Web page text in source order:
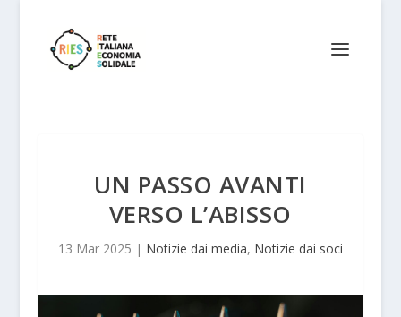
UN PASSO AVANTI
VERSO L’ABISSO
13 Mar 2025 | Notizie dai media, Notizie dai soci